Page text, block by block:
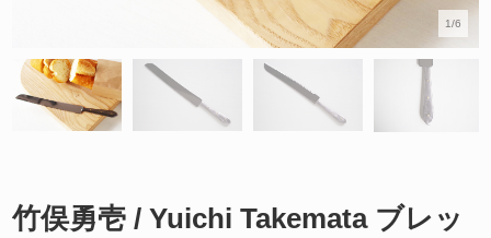
1/6
竹俣勇壱 / Yuichi Takemata ブレッ